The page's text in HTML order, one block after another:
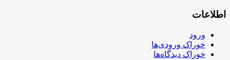
اطلاعات
ورود
خوراک ورودی‌ها
خوراک دیدگاه‌ها